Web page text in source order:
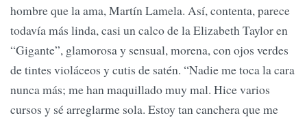
hombre que la ama, Martín Lamela. Así, contenta, parece
todavía más linda, casi un calco de la Elizabeth Taylor en
“Gigante”, glamorosa y sensual, morena, con ojos verdes
de tintes violáceos y cutis de satén. “Nadie me toca la cara
nunca más; me han maquillado muy mal. Hice varios
cursos y sé arreglarme sola. Estoy tan canchera que me